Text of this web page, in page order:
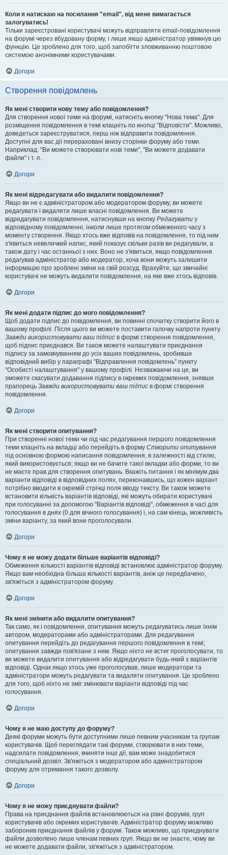
Коли я натискаю на посилання "email", від мене вимагається
залогуватись!
Тільки зареєстровані користувачі можуть відправляти email-повідомлення
на форумі через вбудовану форму, і лише якщо адміністратор увімкнув цю
функцію. Це зроблено для того, щоб запобігти зловживанню поштовою
системою анонімними користувачами.
Догори
Створення повідомлень
Як мені створити нову тему або повідомлення?
Для створення нової теми на форумі, натисніть кнопку "Нова тема". Для
розміщення повідомлення в темі клацніть по кнопці "Відповісти". Можливо,
доведеться зареєструватися, перш ніж відправити повідомлення.
Доступні для вас дії перераховані внизу сторінки форуму або теми.
Наприклад: "Ви можете створювати нові теми", "Ви можете додавати
файли" і т. п.
Догори
Як мені відредагувати або видалити повідомлення?
Якщо ви не є адміністратором або модератором форуму, ви можете
редагувати і видаляти лише власні повідомлення. Ви можете
відредагувати повідомлення, натиснувши на кнопку Редагувати у
відповідному повідомленні, інколи лише протягом обмеженого часу з
моменту створення. Якщо хтось вже відповів на повідомлення, то під ним
з'явиться невеличкий напис, який показує скільки разів ви редагували, а
також дату і час останньої з них. Воно не з'явиться, якщо повідомлення
редагував адміністратор або модератор, хоча вони можуть залишити
інформацію про зроблені зміни на свій розсуд. Врахуйте, що звичайні
користувачі не можуть видалити повідомлення, на яке вже хтось відповів.
Догори
Як мені додати підпис до мого повідомлення?
Щоб додати підпис до повідомлення, ви повинні спочатку створити його в
вашому профілі. Після цього ви можете поставити галочку напроти пункту
Завжди використовувати ваш підпис в формі створення повідомлення,
щоб підпис приєднався. Ви також можете налаштувати приєднання
підпису за замовчуванням до усіх ваших повідомлень, зробивши
відповідний вибір у параграфі "Відправлення повідомлень" пункту
"Особисті налаштування" у вашому профілі. Незважаючи на це, ви
зможете скасувати додавання підпису в окремих повідомлення, знявши
прапорець Завжди використовувати ваш підпис в формі створення
повідомлення.
Догори
Як мені створити опитування?
При створенні нової теми чи під час редагування першого повідомлення
теми клацніть на вкладці або перейдіть в форму Створити опитування
під основною формою написання повідомлення, в залежності від стилю,
який використовується; якщо ви не бачите такої вкладки або форми, то ви
не маєте прав для створення опитувань. Вкажіть питання і як мінімум два
варіанти відповіді в відповідних полях, переконавшись, що кожен варіант
потрібно вводити в окремій стрічці поля вводу тексту. Ви також можете
встановити кількість варіантів відповіді, які можуть обирати користувачі
при голосуванні за допомогою "Варіантів відповіді", обмеження в часі для
голосування в днях (0 для вічного голосування) і, на сам кінець, можливість
зміни варіанту, за який вони проголосували.
Догори
Чому я не можу додати більше варіантів відповіді?
Обмеження кількості варіантів відповіді встановлює адміністратор форуму.
Якщо вам необхідна більша кількості варіантів, аніж це передбачено,
зв'яжіться з адміністратором форуму.
Догори
Як мені змінити або видалити опитування?
Так само, як і повідомлення, опитування можуть редагуватись лише їхнім
автором, модераторами або адміністраторами. Для редагування
опитування перейдіть до редагування першого повідомлення в темі;
опитування завжди пов'язане з ним. Якщо ніхто не встиг проголосувати, то
ви можете видалити опитування або відредагувати будь-який з варіантів
відповіді. Однак якщо хтось уже проголосував, лише модератори та
адміністратори можуть редагувати та видаляти опитування. Це зроблено
для того, щоб ніхто не зміг змінювати варіанти відповіді під час
голосування.
Догори
Чому я не маю доступу до форуму?
Деякі форуми можуть бути доступними лише певним учасникам та групам
користувачів. Щоб переглядати такі форуми, створювати в них теми,
надсилати повідомлення, вчиняти інші дії, вам може знадобитися
спеціальний дозвіл. Зв'яжіться з модератором або адміністратором
форуму для отримання такого дозволу.
Догори
Чому я не можу приєднувати файли?
Права на приєднання файлів встановлюються на рівні форумів, груп
користувачів або окремих користувачів. Адміністратор форуму можливо
заборонив приєднання файлів у форумі. Також можливо, що приєднувати
файли дозволено лише членам певних груп. Якщо ви не знаєте, чому ви
не можете додавати файли, зв'яжіться з адміністратором.